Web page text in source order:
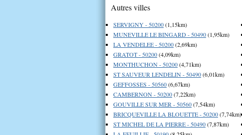
Autres villes
SERVIGNY - 50200(1,15km)
MUNEVILLE LE BINGARD - 50490(1,95km)
LA VENDELEE - 50200(2,69km)
GRATOT - 50200(4,09km)
MONTHUCHON - 50200(4,71km)
ST SAUVEUR LENDELIN - 50490(6,01km)
GEFFOSSES - 50560(6,67km)
CAMBERNON - 50200(7,22km)
GOUVILLE SUR MER - 50560(7,54km)
BRICQUEVILLE LA BLOUETTE - 50200(7,74km)
ST MICHEL DE LA PIERRE - 50490(7,87km)